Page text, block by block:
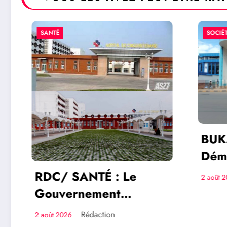
SANTÉ
RDC/ SANTÉ : Le
Gouvernement
transforme l’Hôpital du
2 août 2026 Rédaction
SOCIÉTÉ
2 août 2026